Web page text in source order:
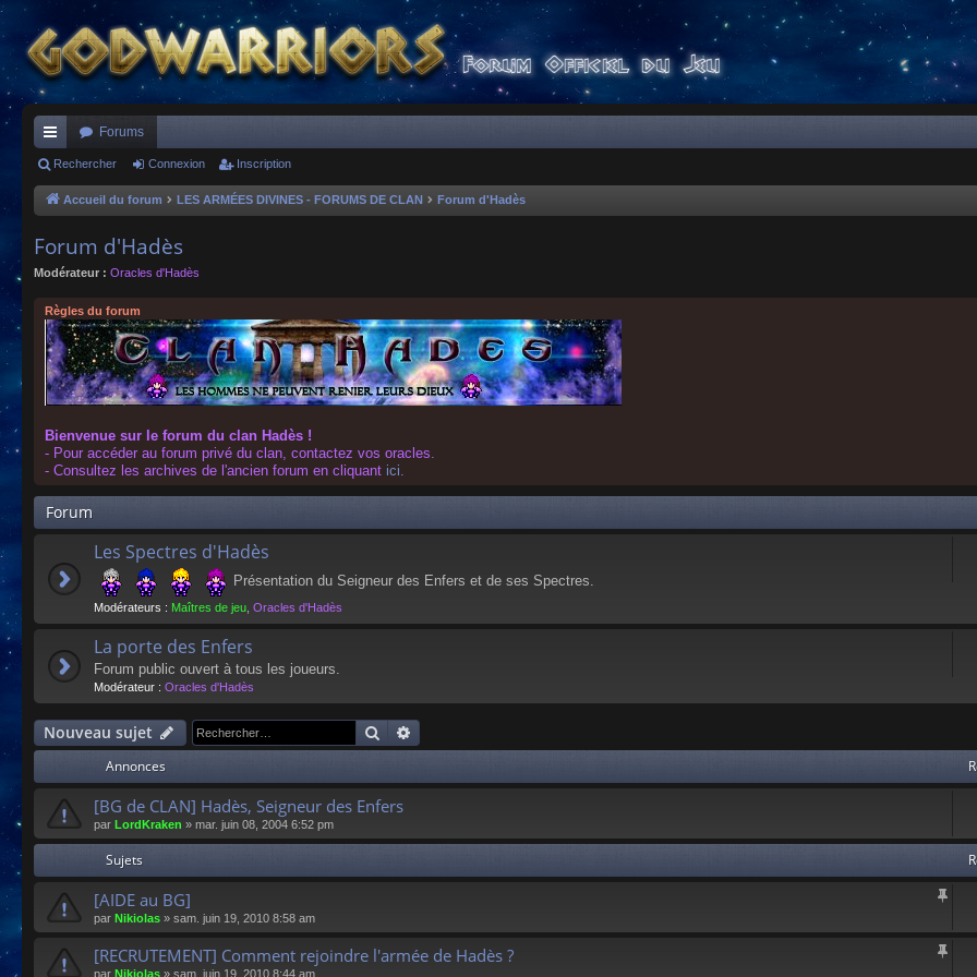
ac
co
Forums
Rechercher Connexion Inscription
Accueil du forum LES ARMÉES DIVINES - FORUMS DE CLAN Forum d'Hadès
Forum d'Hadès
Modérateur : Oracles d'Hadès
Règles du forum
Bienvenue sur le forum du clan Hadès !
- Pour accéder au forum privé du clan, contactez vos oracles.
- Consultez les archives de l'ancien forum en cliquant ici.
Forum
Les Spectres d'Hadès
Présentation du Seigneur des Enfers et de ses Spectres.
Modérateurs : Maîtres de jeu, Oracles d'Hadès
La porte des Enfers
Forum public ouvert à tous les joueurs.
Modérateur : Oracles d'Hadès
Nouveau sujet Rechercher
Annonces
[BG de CLAN] Hadès, Seigneur des Enfers
par LordKraken » mar. juin 08, 2004 6:52 pm
Sujets
[AIDE au BG]
par Nikiolas » sam. juin 19, 2010 8:58 am
[RECRUTEMENT] Comment rejoindre l'armée de Hadès ?
par Nikiolas » sam. juin 19, 2010 8:44 am